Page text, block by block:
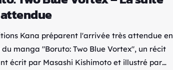
Kana préparent l'arrivée très attendue en
du manga "Boruto: Two Blue Vortex", un récit
écrit par Masashi Kishimoto et illustré par